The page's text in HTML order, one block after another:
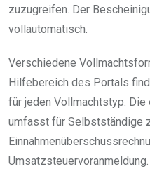
zuzugreifen. Der
vollautomatisch.
Verschiedene
Hilfebereich des Portals
für jeden Vollmachtstyp.
umfasst für Selbstständige
Umsatzsteuervoranmeldung.